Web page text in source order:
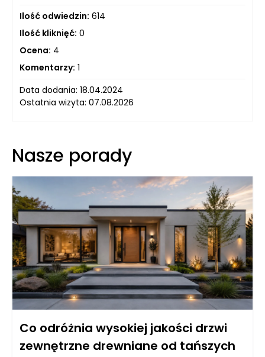
Ilość odwiedzin: 614
Ilość kliknięć: 0
Ocena: 4
Komentarzy: 1
Data dodania: 18.04.2024
Ostatnia wizyta: 07.08.2026
Nasze porady
Co odróżnia wysokiej jakości drzwi
zewnętrzne drewniane od tańszych